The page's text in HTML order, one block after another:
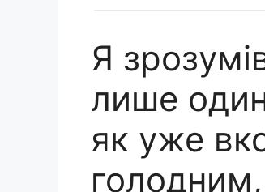
Я
лише один
як уже